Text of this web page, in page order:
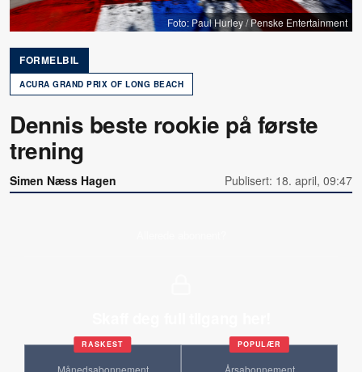
Foto: Paul Hurley / Penske Entertainment
FORMELBIL
ACURA GRAND PRIX OF LONG BEACH
Dennis beste rookie på første
trening
Simen Næss Hagen Publisert: 18. april, 09:47
RASKEST
Månedsabonnement
POPULÆR
Årsabonnement